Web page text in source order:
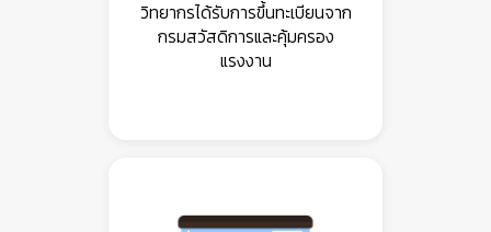
วิทยากรได้รับการขึ้นทะเบียนจาก
กรมสวัสดิการและคุ้มครอง
แรงงาน